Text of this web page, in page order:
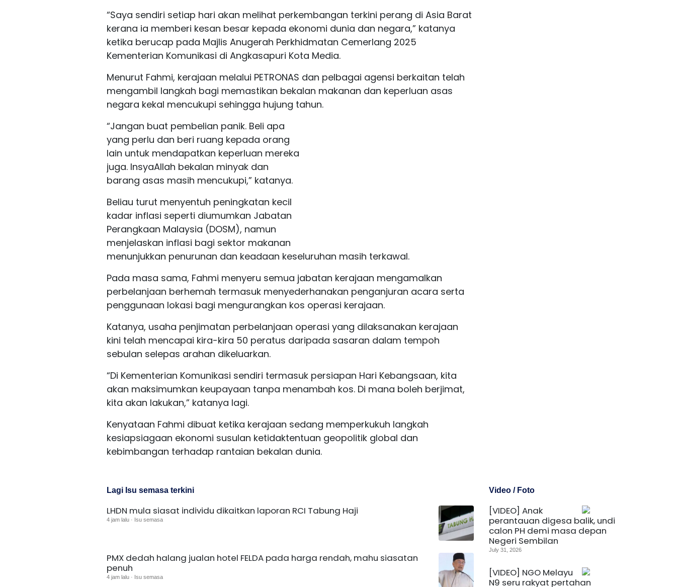
“Saya sendiri setiap hari akan melihat perkembangan terkini perang di Asia Barat
kerana ia memberi kesan besar kepada ekonomi dunia dan negara,” katanya
ketika berucap pada Majlis Anugerah Perkhidmatan Cemerlang 2025
Kementerian Komunikasi di Angkasapuri Kota Media.
Menurut Fahmi, kerajaan melalui PETRONAS dan pelbagai agensi berkaitan telah
mengambil langkah bagi memastikan bekalan makanan dan keperluan asas
negara kekal mencukupi sehingga hujung tahun.
“Jangan buat pembelian panik. Beli apa
yang perlu dan beri ruang kepada orang
lain untuk mendapatkan keperluan mereka
juga. InsyaAllah bekalan minyak dan
barang asas masih mencukupi,” katanya.
Beliau turut menyentuh peningkatan kecil
kadar inflasi seperti diumumkan Jabatan
Perangkaan Malaysia (DOSM), namun
menjelaskan inflasi bagi sektor makanan
menunjukkan penurunan dan keadaan keseluruhan masih terkawal.
Pada masa sama, Fahmi menyeru semua jabatan kerajaan mengamalkan
perbelanjaan berhemah termasuk menyederhanakan penganjuran acara serta
penggunaan lokasi bagi mengurangkan kos operasi kerajaan.
Katanya, usaha penjimatan perbelanjaan operasi yang dilaksanakan kerajaan
kini telah mencapai kira-kira 50 peratus daripada sasaran dalam tempoh
sebulan selepas arahan dikeluarkan.
“Di Kementerian Komunikasi sendiri termasuk persiapan Hari Kebangsaan, kita
akan maksimumkan keupayaan tanpa menambah kos. Di mana boleh berjimat,
kita akan lakukan,” katanya lagi.
Kenyataan Fahmi dibuat ketika kerajaan sedang memperkukuh langkah
kesiapsiagaan ekonomi susulan ketidaktentuan geopolitik global dan
kebimbangan terhadap rantaian bekalan dunia.
Lagi Isu semasa terkini
LHDN mula siasat individu dikaitkan laporan RCI Tabung Haji
4 jam lalu · Isu semasa
PMX dedah halang jualan hotel FELDA pada harga rendah, mahu siasatan
penuh
4 jam lalu · Isu semasa
Video / Foto
[VIDEO] Anak
perantauan digesa balik, undi
calon PH demi masa depan
Negeri Sembilan
July 31, 2026
[VIDEO] NGO Melayu
N9 seru rakyat pertahan